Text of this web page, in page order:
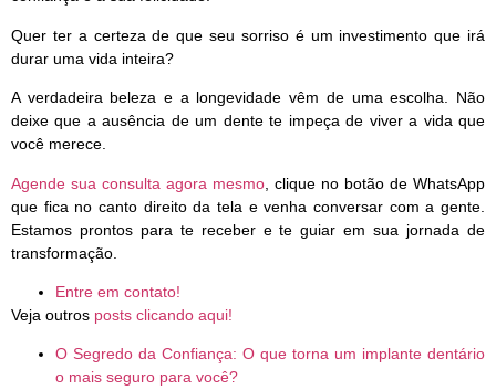
Quer ter a certeza de que seu sorriso é um investimento que irá
durar uma vida inteira?
A verdadeira beleza e a longevidade vêm de uma escolha. Não
deixe que a ausência de um dente te impeça de viver a vida que
você merece.
Agende sua consulta agora mesmo , clique no botão de WhatsApp
que fica no canto direito da tela e venha conversar com a gente.
Estamos prontos para te receber e te guiar em sua jornada de
transformação.
Entre em contato!
Veja outros posts clicando aqui!
O Segredo da Confiança: O que torna um implante dentário
o mais seguro para você?